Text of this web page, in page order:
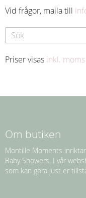
Vid frågor, maila till
Priser visas inkl. moms
Om butiken
Montille Moments
Baby Showers. I vår
som kan göra just er